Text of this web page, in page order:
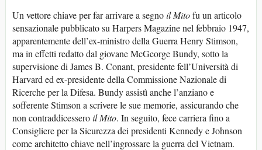
Un vettore chiave per far arrivare a segnoil Mitofu un articolo
sensazionale pubblicato su Harpers Magazine nel febbraio 1947,
apparentemente dell’ex-ministro della Guerra Henry Stimson,
ma in effetti redatto dal giovane McGeorge Bundy, sotto la
supervisione di James B. Conant, presidente fell’Università di
Harvard ed ex-presidente della Commissione Nazionale di
Ricerche per la Difesa. Bundy assistì anche l’anziano e
sofferente Stimson a scrivere le sue memorie, assicurando che
non contraddicesseroil Mito. In seguito, fece carriera fino a
Consigliere per la Sicurezza dei presidenti Kennedy e Johnson
come architetto chiave nell’ingrossare la guerra del Vietnam.